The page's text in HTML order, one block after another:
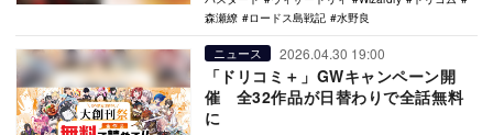
森瀬繚
ロードス島戦記 水野良
ニュース 2026.04.30 19:00
「ドリコミ＋」GWキャンペーン開
催 全32作品が日替わりで全話無料
に